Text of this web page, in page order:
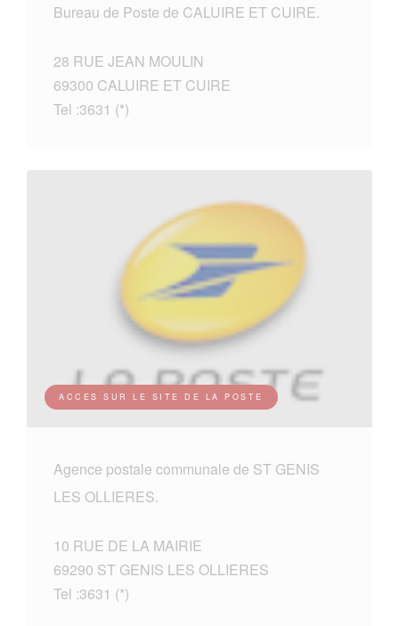
Bureau de Poste de CALUIRE ET CUIRE.
28 RUE JEAN MOULIN
69300 CALUIRE ET CUIRE
Tel :3631 (*)
ACCES SUR LE SITE DE LA POSTE
Agence postale communale de ST GENIS
LES OLLIERES.
10 RUE DE LA MAIRIE
69290 ST GENIS LES OLLIERES
Tel :3631 (*)